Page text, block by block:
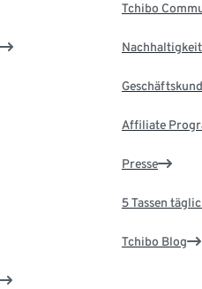
Tchibo
Nachhaltigkeit
Affiliate
Presse
5 Tassen
Tchibo Blog